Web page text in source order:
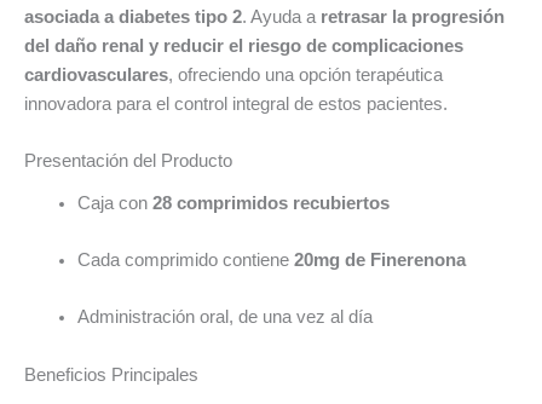
asociada a diabetes tipo 2. Ayuda a retrasar la progresión
del daño renal y reducir el riesgo de complicaciones
cardiovasculares, ofreciendo una opción terapéutica
innovadora para el control integral de estos pacientes.
Presentación del Producto
Caja con 28 comprimidos recubiertos
Cada comprimido contiene 20mg de Finerenona
Administración oral, de una vez al día
Beneficios Principales